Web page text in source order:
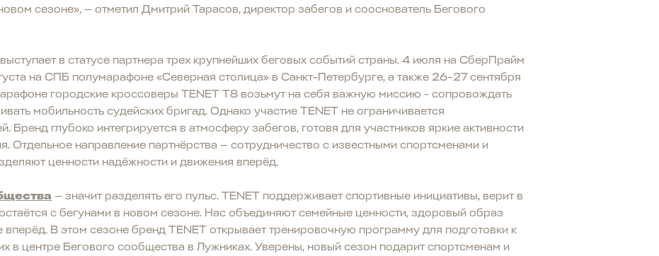
сезоне», — отметил Дмитрий Тарасов, директор забегов и сооснователь Бегового
в статусе партнера трех крупнейших беговых событий страны. 4 июля на СберПрайм
на СПБ полумарафоне «Северная столица» в Санкт-Петербурге, а также 26–27 сентября
городские кроссоверы TENET T8 возьмут на себя важную миссию - сопровождать
мобильность судейских бригад. Однако участие TENET не ограничивается
Бренд глубоко интегрируется в атмосферу забегов, готовя для участников яркие активности
Отдельное направление партнёрства — сотрудничество с известными спортсменами и
ценности надёжности и движения вперёд.
— значит разделять его пульс. TENET поддерживает спортивные инициативы, верит в
с бегунами в новом сезоне. Нас объединяют семейные ценности, здоровый образ
В этом сезоне бренд TENET открывает тренировочную программу для подготовки к
в центре Бегового сообщества в Лужниках. Уверены, новый сезон подарит спортсменам и